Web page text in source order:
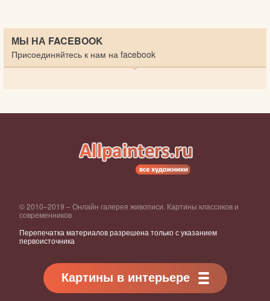
МЫ НА FACEBOOK
Присоединяйтесь к нам на facebook
© 2010–2019 – Онлайн галерея живописи. Картины классиков и
современников
Перепечатка материалов разрешена только с указанием
первоисточника
Картины в интерьере